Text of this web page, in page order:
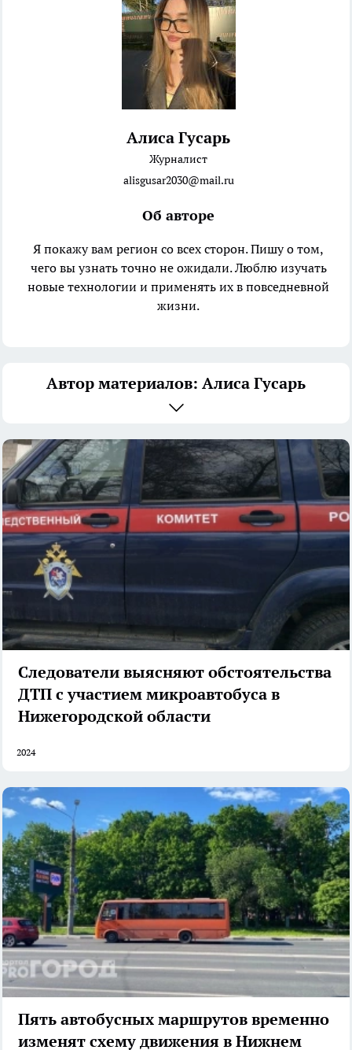
Алиса Гусарь
Журналист
alisgusar2030@mail.ru
Об авторе
Я покажу вам регион со всех сторон. Пишу о том,
чего вы узнать точно не ожидали. Люблю изучать
новые технологии и применять их в повседневной
жизни.
Автор материалов: Алиса Гусарь
Следователи выясняют обстоятельства
ДТП с участием микроавтобуса в
Нижегородской области
2024
Пять автобусных маршрутов временно
изменят схему движения в Нижнем